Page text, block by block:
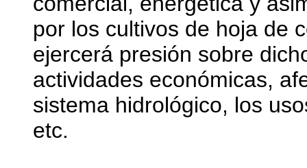
por los cultivos de hoja de
ejercerá presión sobre
actividades económicas,
sistema hidrológico, los
etc.